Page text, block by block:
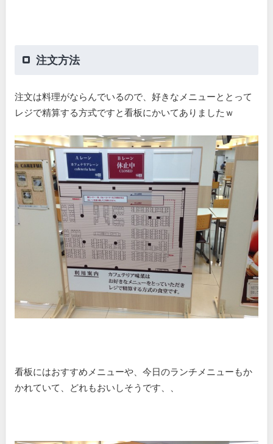
注文方法
注文は料理がならんでいるので、好きなメニューととって
レジで精算する方式ですと看板にかいてありましたｗ
看板にはおすすめメニューや、今日のランチメニューもか
かれていて、どれもおいしそうです、、